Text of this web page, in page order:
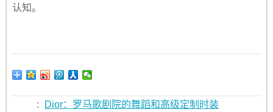
认知。
:
Dior：罗马歌剧院的舞蹈和高级定制时装